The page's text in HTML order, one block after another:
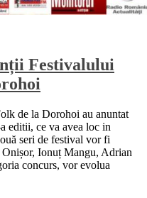
Festivalului
de la Dorohoi au anuntat
editii, ce va avea loc in
seri de festival vor fi
Ionuț Mangu, Adrian
concurs, vor evolua